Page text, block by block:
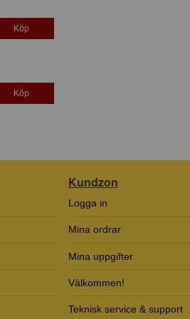
Köp
Köp
Kundzon
Logga in
Mina ordrar
Mina uppgifter
Välkommen!
Teknisk service & support